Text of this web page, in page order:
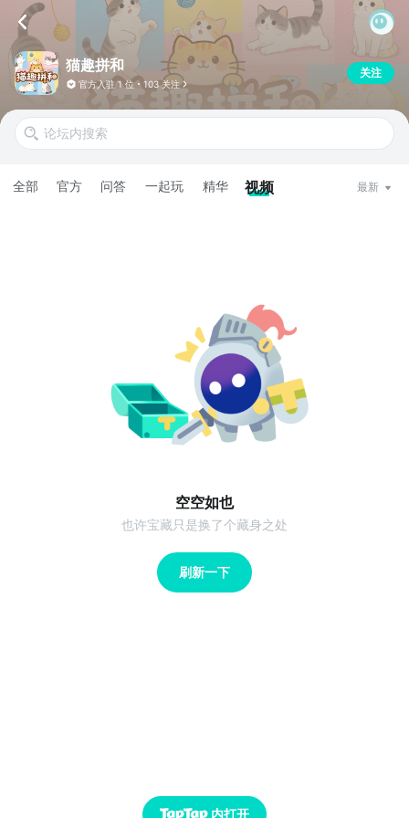
猫趣拼和
官方入驻1 位 103 关注
关注
全部 官方 问答 一起玩 精华 视频 最新
空空如也
也许宝藏只是换了个藏身之处
刷新一下
内打开